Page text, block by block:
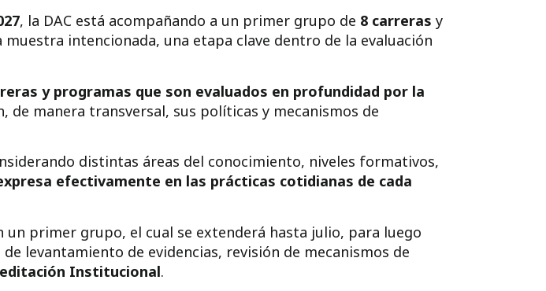
, la DAC está acompañando a un primer grupo de 8 carreras y
intencionada, una etapa clave dentro de la evaluación
y programas que son evaluados en profundidad por la
manera transversal, sus políticas y mecanismos de
distintas áreas del conocimiento, niveles formativos,
efectivamente en las prácticas cotidianas de cada
primer grupo, el cual se extenderá hasta julio, para luego
levantamiento de evidencias, revisión de mecanismos de
Institucional.